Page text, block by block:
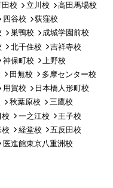
田校 立川校
高田馬場校
四谷校
荻窪校
巣鴨校
成城学園前校
北千住校
吉祥寺校
神保町校
上野校
田無校
多摩センター校
用賀校
日本橋人形町校
秋葉原校
三鷹校
校 一之江校
王子校
経堂校
五反田校
医進館東京八重洲校